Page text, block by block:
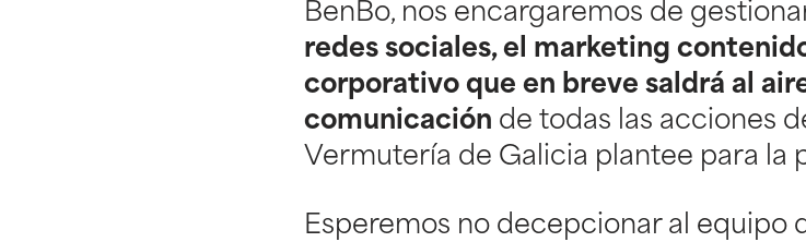
BenBo, nos encargaremos de
redes sociales, el marketing
corporativo que en breve saldrá al
comunicación de todas las acciones
Vermutería de Galicia plantee para la
Esperemos no decepcionar al equipo